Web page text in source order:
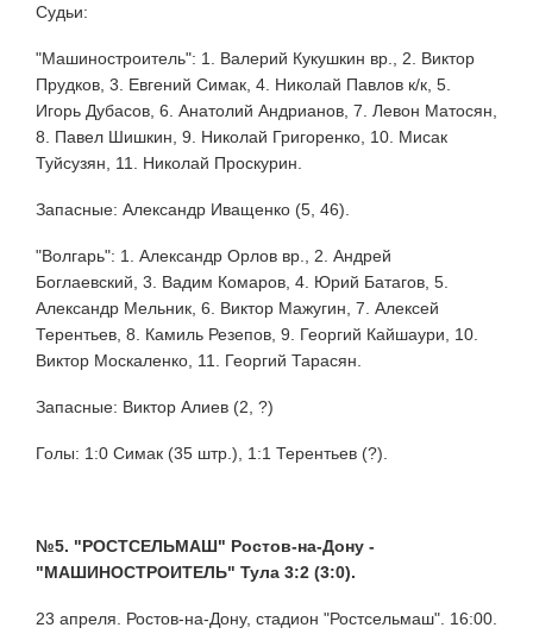
Судьи:
"Машиностроитель": 1. Валерий Кукушкин вр., 2. Виктор
Прудков, 3. Евгений Симак, 4. Николай Павлов к/к, 5.
Игорь Дубасов, 6. Анатолий Андрианов, 7. Левон Матосян,
8. Павел Шишкин, 9. Николай Григоренко, 10. Мисак
Туйсузян, 11. Николай Проскурин.
Запасные: Александр Иващенко (5, 46).
"Волгарь": 1. Александр Орлов вр., 2. Андрей
Боглаевский, 3. Вадим Комаров, 4. Юрий Батагов, 5.
Александр Мельник, 6. Виктор Мажугин, 7. Алексей
Терентьев, 8. Камиль Резепов, 9. Георгий Кайшаури, 10.
Виктор Москаленко, 11. Георгий Тарасян.
Запасные: Виктор Алиев (2, ?)
Голы: 1:0 Симак (35 штр.), 1:1 Терентьев (?).
№5. "РОСТСЕЛЬМАШ" Ростов-на-Дону -
"МАШИНОСТРОИТЕЛЬ" Тула 3:2 (3:0).
23 апреля. Ростов-на-Дону, стадион "Ростсельмаш". 16:00.